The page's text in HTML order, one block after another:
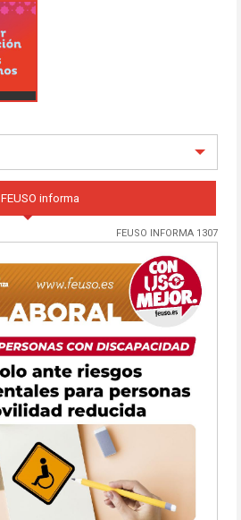
FEUSO informa
FEUSO INFORMA 1307